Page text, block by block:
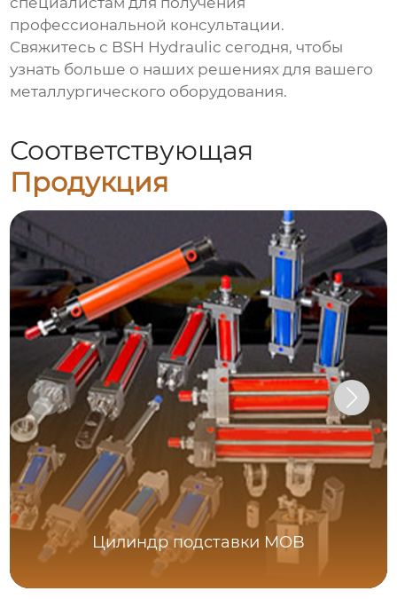
профессиональной консультации.
Свяжитесь с BSH Hydraulic сегодня, чтобы
узнать больше о наших решениях для вашего
металлургического оборудования.
Соответствующая
Продукция
Цилиндр подставки MOB